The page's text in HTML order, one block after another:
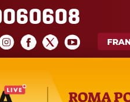
ROMA